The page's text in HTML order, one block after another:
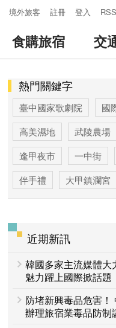
境外旅客 註冊 登入 RSS
食購旅宿 交
熱門關鍵字
臺中國家歌劇院
國
高美濕地
武陵農場
逢甲夜市
一中街
伴手禮
大甲鎮瀾宮
台中活動
賞花專區
主題遊程
台中国家
近期新訊
韓國多家主流媒體大
魅力躍上國際掀話題
防堵新興毒品危害！
辦理旅宿業毒品防制